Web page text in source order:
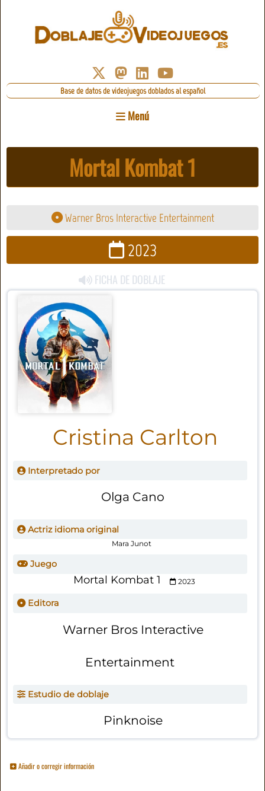
Base de datos de videojuegos doblados al español
Menú
Mortal Kombat 1
Warner Bros Interactive Entertainment
2023
FICHA DE DOBLAJE
Cristina Carlton
Interpretado por
Olga Cano
Actriz idioma original
Mara Junot
Juego
Mortal Kombat 1 2023
Editora
Warner Bros Interactive
Entertainment
Estudio de doblaje
Pinknoise
Añadir o corregir información